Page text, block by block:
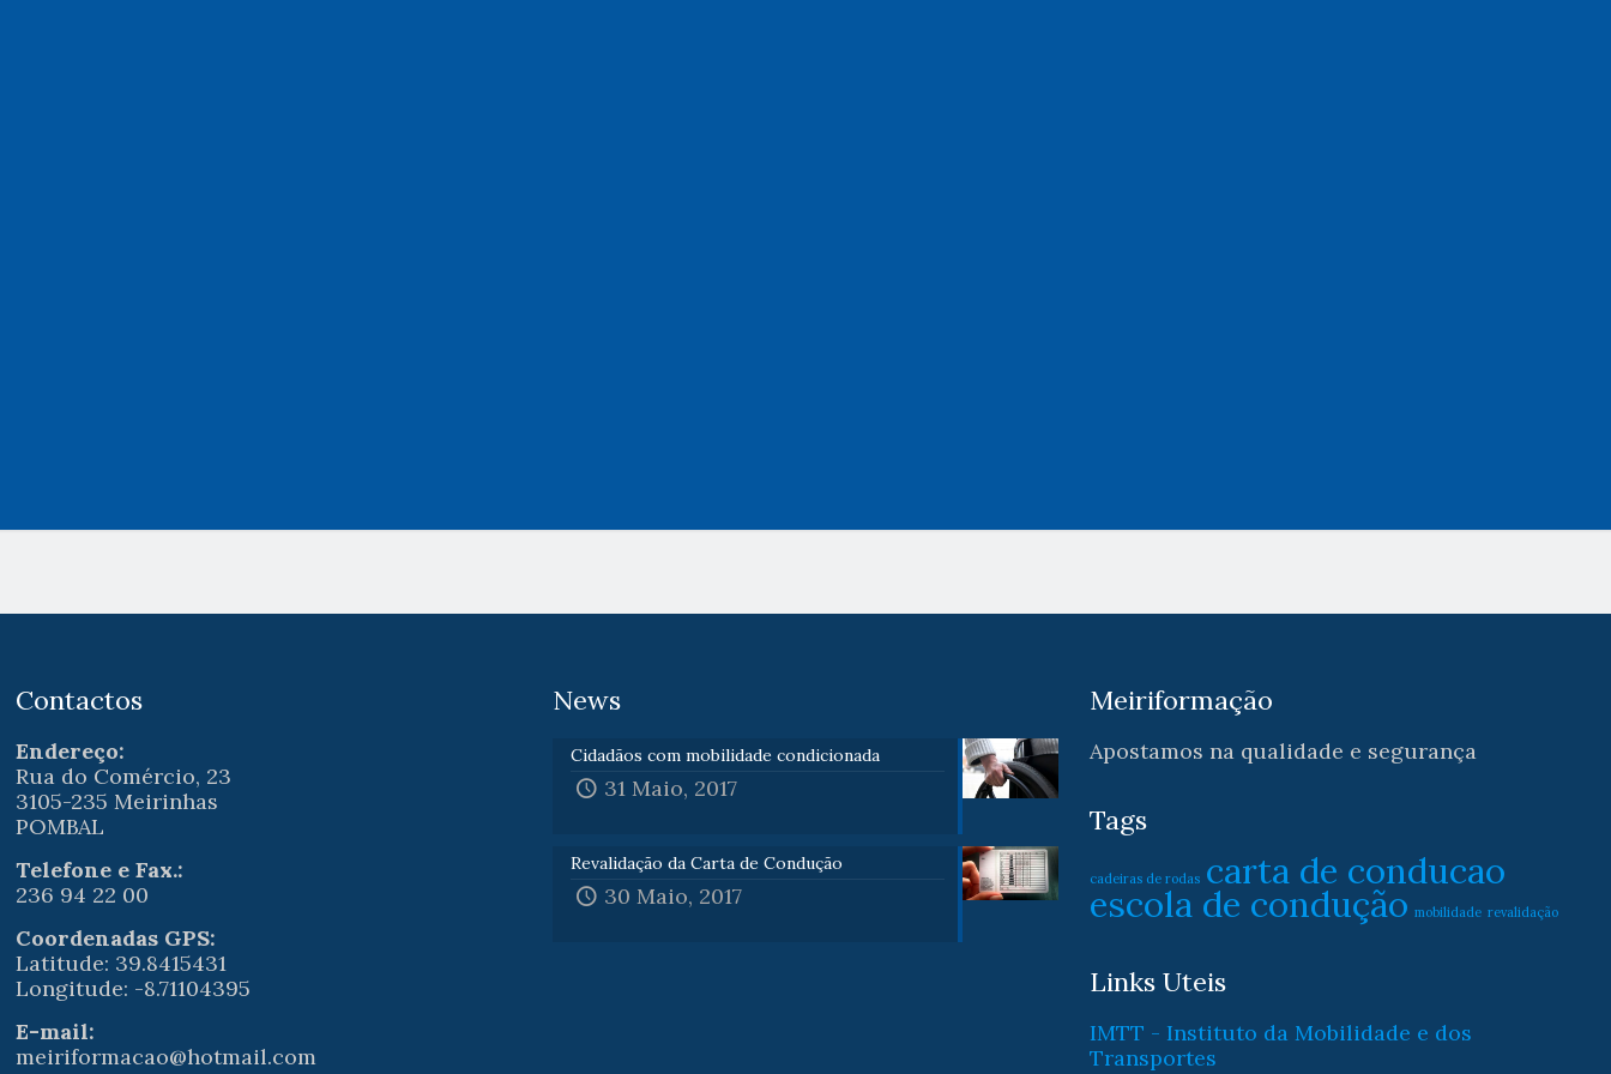
Contactos
Endereço:
Rua do Comércio, 23
3105-235 Meirinhas
POMBAL
Telefone e Fax.:
236 94 22 00
Coordenadas GPS:
Latitude: 39.8415431
Longitude: -8.71104395
E-mail:
meiriformacao@hotmail.com
News
Cidadãos com mobilidade condicionada
31 Maio, 2017
Revalidação da Carta de Condução
30 Maio, 2017
Meiriformação
Apostamos na qualidade e segurança
Tags
cadeiras de rodas carta de conducao
escola de condução mobilidade revalidação
Links Uteis
IMTT - Instituto da Mobilidade e dos
Transportes